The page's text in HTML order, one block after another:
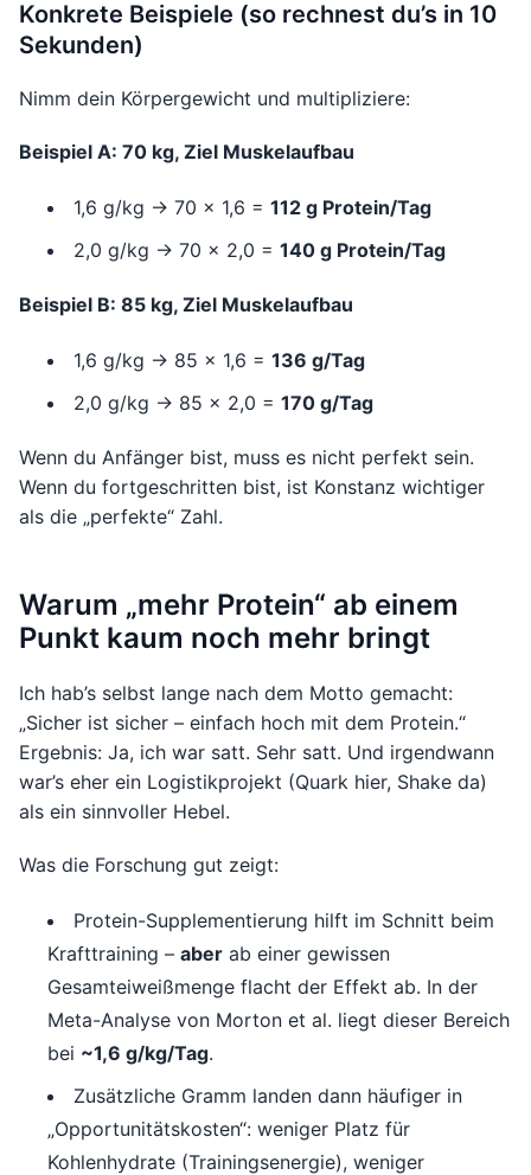
Konkrete Beispiele (so rechnest du’s in 10
Sekunden)
Nimm dein Körpergewicht und multipliziere:
Beispiel A: 70 kg, Ziel Muskelaufbau
1,6 g/kg → 70 × 1,6 = 112 g Protein/Tag
2,0 g/kg → 70 × 2,0 = 140 g Protein/Tag
Beispiel B: 85 kg, Ziel Muskelaufbau
1,6 g/kg → 85 × 1,6 = 136 g/Tag
2,0 g/kg → 85 × 2,0 = 170 g/Tag
Wenn du Anfänger bist, muss es nicht perfekt sein.
Wenn du fortgeschritten bist, ist Konstanz wichtiger
als die „perfekte“ Zahl.
Warum „mehr Protein“ ab einem
Punkt kaum noch mehr bringt
Ich hab’s selbst lange nach dem Motto gemacht:
„Sicher ist sicher – einfach hoch mit dem Protein.“
Ergebnis: Ja, ich war satt. Sehr satt. Und irgendwann
war’s eher ein Logistikprojekt (Quark hier, Shake da)
als ein sinnvoller Hebel.
Was die Forschung gut zeigt:
Protein-Supplementierung hilft im Schnitt beim
Krafttraining – aber ab einer gewissen
Gesamteiweißmenge flacht der Effekt ab. In der
Meta-Analyse von Morton et al. liegt dieser Bereich
bei ~1,6 g/kg/Tag.
Zusätzliche Gramm landen dann häufiger in
„Opportunitätskosten“: weniger Platz für
Kohlenhydrate (Trainingsenergie), weniger